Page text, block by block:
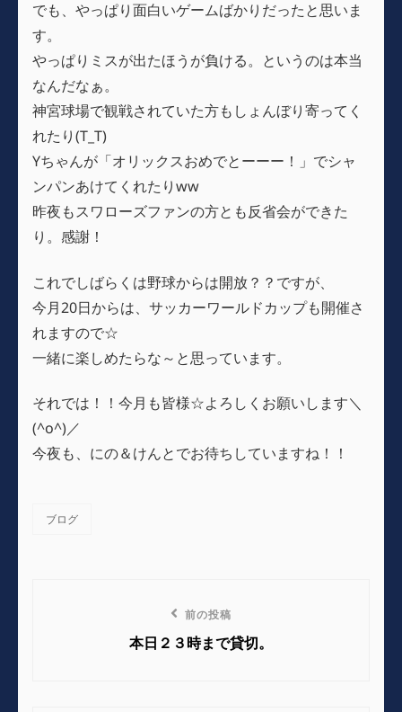
でも、やっぱり面白いゲームばかりだったと思いま
す。
やっぱりミスが出たほうが負ける。というのは本当
なんだなぁ。
神宮球場で観戦されていた方もしょんぼり寄ってく
れたり(T_T)
Yちゃんが「オリックスおめでとーーー！」でシャ
ンパンあけてくれたりww
昨夜もスワローズファンの方とも反省会ができた
り。感謝！
これでしばらくは野球からは開放？？ですが、
今月20日からは、サッカーワールドカップも開催さ
れますので☆
一緒に楽しめたらな～と思っています。
それでは！！今月も皆様☆よろしくお願いします＼
(^o^)／
今夜も、にの＆けんとでお待ちしていますね！！
ブログ
前の投稿
本日２３時まで貸切。